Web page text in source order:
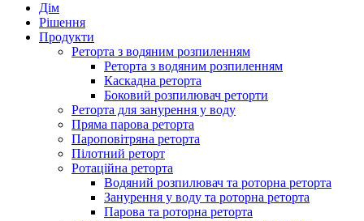
Дім
Рішення
Продукти
Реторта з водяним розпиленням
Реторта з водяним розпиленням
Каскадна реторта
Боковий розпилювач реторти
Реторта для занурення у воду
Пряма парова реторта
Пароповітряна реторта
Пілотний реторт
Ротаційна реторта
Водяний розпилювач та роторна реторта
Занурення у воду та роторна реторта
Парова та роторна реторта